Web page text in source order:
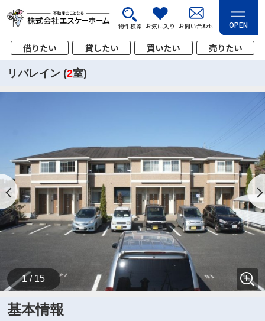
物件検索 お気に入り お問い合わせ OPEN
借りたい 貸したい 買いたい 売りたい
リバレイン (2室)
1 / 15
基本情報